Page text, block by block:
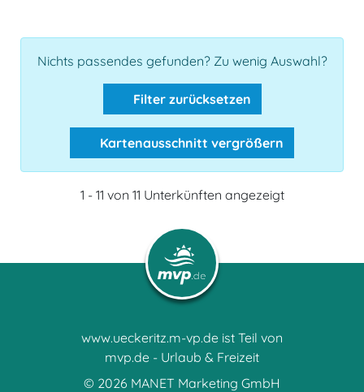
Nichts passendes gefunden? Zu wenig Auswahl?
Filter zurücksetzen
Kartenausschnitt vergrößern
1 - 11 von 11 Unterkünften angezeigt
www.ueckeritz.m-vp.de ist Teil von
mvp.de - Urlaub & Freizeit
© 2026 MANET Marketing GmbH